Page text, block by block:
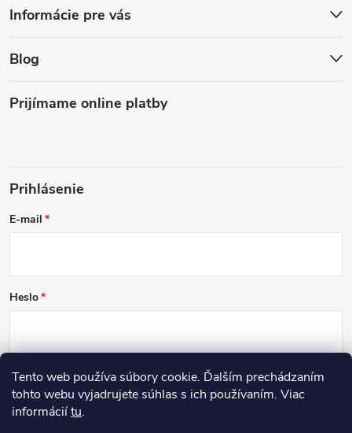
Tento web používa súbory cookie. Ďalším prechádzaním
tohto webu vyjadrujete súhlas s ich používaním. Viac
informáciítu.
Informácie pre vás
Blog
Prijímame online platby
Prihlásenie
E-mail
Heslo
PRIHLÁSIŤ SA